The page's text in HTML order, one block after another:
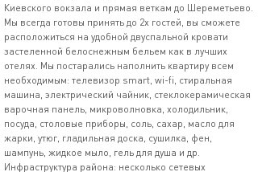
Киевского вокзала и прямая веткам до Шереметьево.
Мы всегда готовы принять до 2х гостей, вы сможете
расположиться на удобной двуспальной кровати
застеленной белоснежным бельем как в лучших
отелях. Мы постарались наполнить квартиру всем
необходимым: телевизор smart, wi-fi, стиральная
машина, электрический чайник, стеклокерамическая
варочная панель, микроволновка, холодильник,
посуда, столовые приборы, соль, сахар, масло для
жарки, утюг, гладильная доска, сушилка, фен,
шампунь, жидкое мыло, гель для душа и др.
Инфраструктура района: несколько сетевых